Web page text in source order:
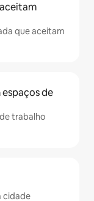
que aceitam
de
trabalho
cidade